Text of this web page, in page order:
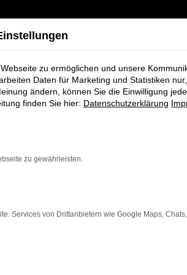
Fahrzeug suchen.
Mit
Alternative zum
überzeugt durch Fahrkomfort,
zu ermöglichen und unsere
Daten für Marketing und Statistiken
ändern, können Sie die Einwilligung
finden Sie hier: Datenschutzerklärung
zu gewährleisten.
Services von Drittanbietern wie Google Maps, Chats,